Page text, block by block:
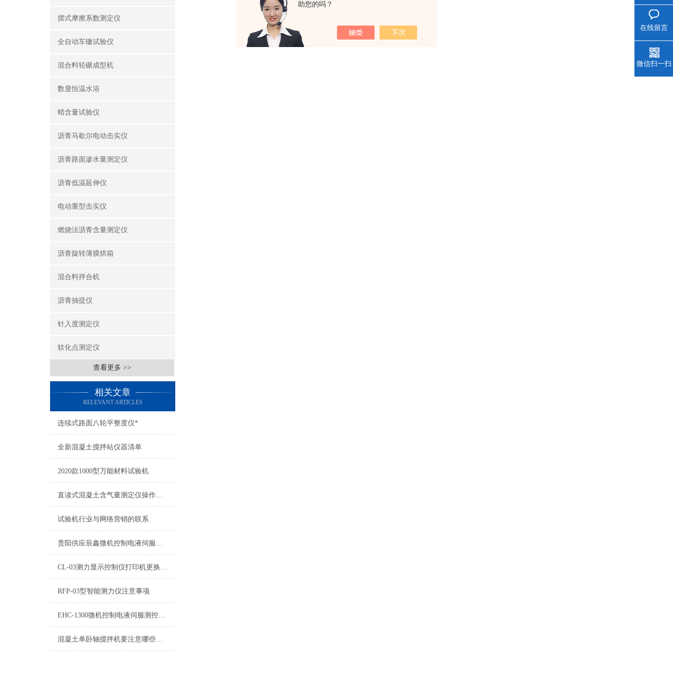
助您的吗？
摆式摩擦系数测定仪
全自动车辙试验仪
混合料轮碾成型机
数显恒温水浴
蜡含量试验仪
沥青马歇尔电动击实仪
沥青路面渗水量测定仪
沥青低温延伸仪
电动重型击实仪
燃烧法沥青含量测定仪
沥青旋转薄膜烘箱
混合料拌合机
沥青抽提仪
针入度测定仪
软化点测定仪
查看更多 >>
相关文章
RELEVANT ARTICLES
连续式路面八轮平整度仪*
全新混凝土搅拌站仪器清单
2020款1000型万能材料试验机
直读式混凝土含气量测定仪操作说明书
试验机行业与网络营销的联系
贵阳供应辰鑫微机控制电液伺服水泥抗折抗压一体机0.5级
CL-03测力显示控制仪打印机更换方法
RFP-03型智能测力仪注意事项
EHC-1300微机控制电液伺服测控系统*维修
混凝土单卧轴搅拌机要注意哪些要点
在线留言
微信扫一扫